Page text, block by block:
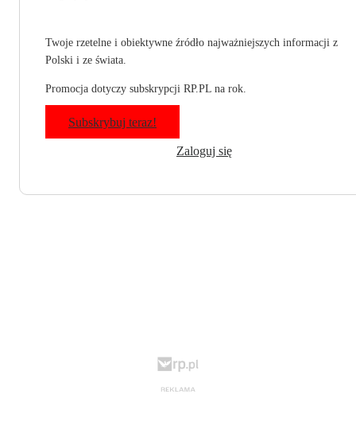
Twoje rzetelne i obiektywne źródło najważniejszych informacji z
Polski i ze świata.
Promocja dotyczy subskrypcji RP.PL na rok.
Subskrybuj teraz!
Zaloguj się